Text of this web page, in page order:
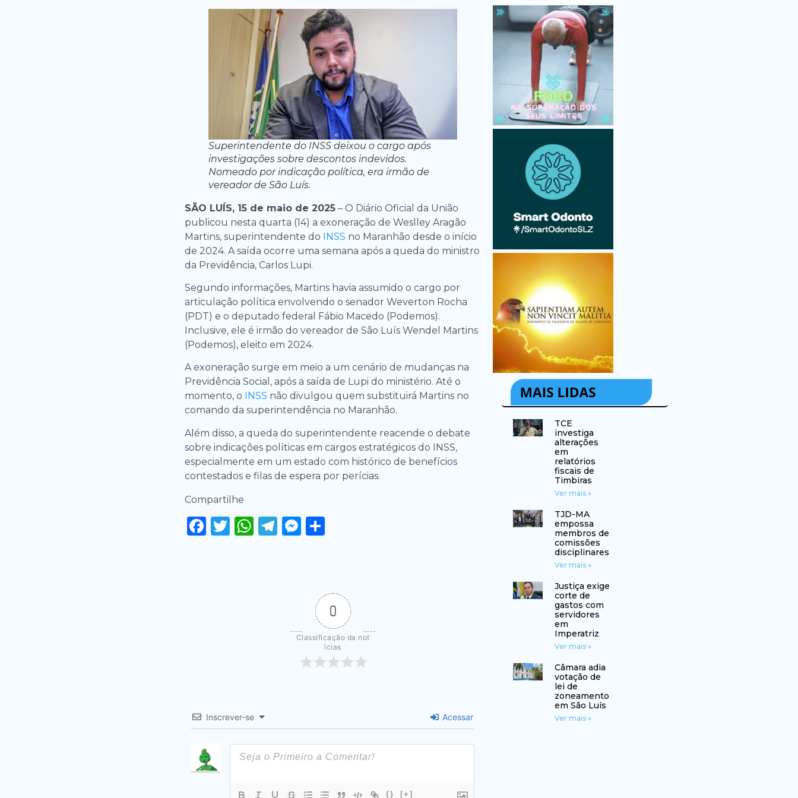
Superintendente do INSS deixou o cargo após
investigações sobre descontos indevidos.
Nomeado por indicação política, era irmão de
vereador de São Luís.
SÃO LUÍS, 15 de maio de 2025 – O Diário Oficial da União
publicou nesta quarta (14) a exoneração de Weslley Aragão
Martins, superintendente do INSS no Maranhão desde o início
de 2024. A saída ocorre uma semana após a queda do ministro
da Previdência, Carlos Lupi.
Segundo informações, Martins havia assumido o cargo por
articulação política envolvendo o senador Weverton Rocha
(PDT) e o deputado federal Fábio Macedo (Podemos).
Inclusive, ele é irmão do vereador de São Luís Wendel Martins
(Podemos), eleito em 2024.
A exoneração surge em meio a um cenário de mudanças na
Previdência Social, após a saída de Lupi do ministério. Até o
momento, o
INSS não divulgou quem substituirá Martins no
comando da superintendência no Maranhão.
Além disso, a queda do superintendente reacende o debate
sobre indicações políticas em cargos estratégicos do INSS,
especialmente em um estado com histórico de benefícios
contestados e filas de espera por perícias.
Compartilhe
Facebook
Twitter
WhatsApp
Telegram
Messenger
0
Classificação da not
ícias
Inscrever-se Acessar
{} [+]
TCE
investiga
alterações
em
relatórios
fiscais de
Timbiras
Ver mais »
TJD-MA
empossa
membros de
comissões
disciplinares
Ver mais »
Justiça exige
corte de
gastos com
servidores
em
Imperatriz
Ver mais »
Câmara adia
votação de
lei de
zoneamento
em São Luís
Ver mais »